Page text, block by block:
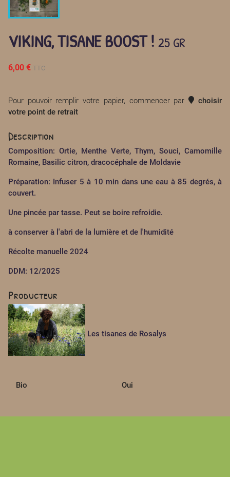
VIKING, TISANE BOOST ! 25 GR
6,00 € TTC
Pour pouvoir remplir votre papier, commencer par
choisir
votre point de retrait
Description
Composition: Ortie, Menthe Verte, Thym, Souci, Camomille
Romaine, Basilic citron, dracocéphale de Moldavie
Préparation: Infuser 5 à 10 min dans une eau à 85 degrés, à
couvert.
Une pincée par tasse. Peut se boire refroidie.
à conserver à l'abri de la lumière et de l'humidité
Récolte manuelle 2024
DDM: 12/2025
Producteur
Les tisanes de Rosalys
Bio Oui